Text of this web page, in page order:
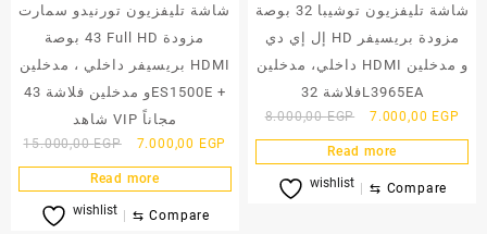
شاشة تليفزيون تورنيدو سمارت
43 بوصة Full HD مزودة
بريسيفر داخلي ، مدخلين HDMI
و مدخلين فلاشة 43ES1500E +
شاهد VIP مجاناً
15.000,00EGP
Original
price
was:
15.000,00 EGP.
7.000,00 EGP Current
price
is:
Read more
wishlist ⇆ Compare
شاشة تليفزيون توشيبا 32 بوصة
إل إي دي HD مزودة بريسيفر
داخلي، مدخلين HDMI و مدخلين
فلاشة 32L3965EA
8.000,00EGP
Original
price
was:
8.000,00 EGP.
7.000,00 EGP
is:
Read more
wishlist ⇆ Compare